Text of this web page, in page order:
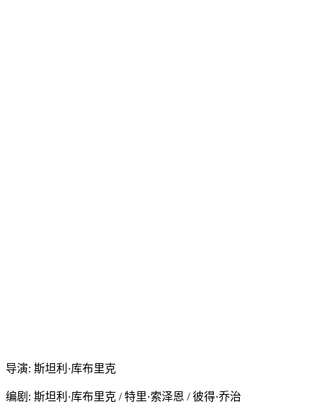
导演: 斯坦利·库布里克
编剧: 斯坦利·库布里克 / 特里·索泽恩 / 彼得·乔治